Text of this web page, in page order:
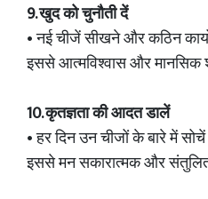
9. खुद को चुनौती दें
• नई चीजें सीखने और कठिन
इससे आत्मविश्वास और मानसिक
10. कृतज्ञता की आदत डालें
• हर दिन उन चीजों के बारे में
इससे मन सकारात्मक और संतुलित